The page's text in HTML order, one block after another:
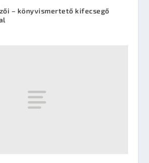
– könyvismertető kifecsegő